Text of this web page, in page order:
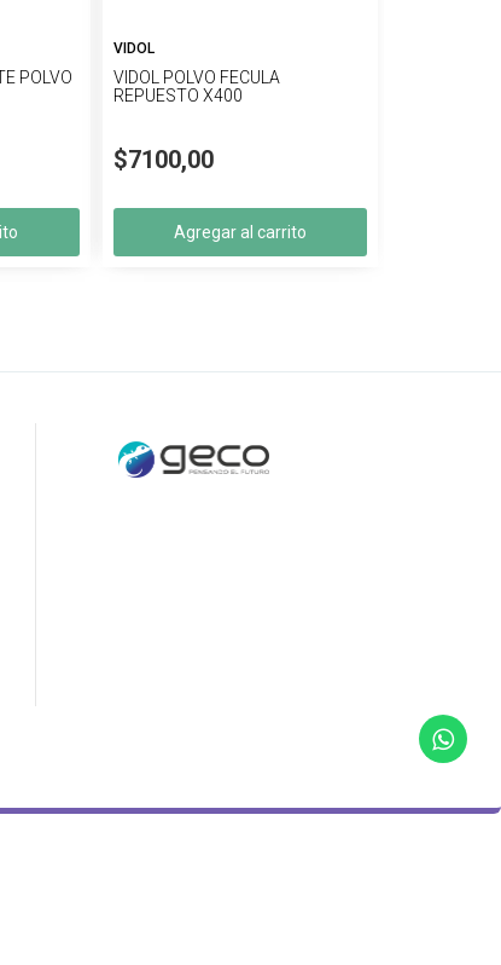
POLVO
VIDOL
VIDOL POLVO FECULA
REPUESTO X400
$7100,00
Agregar al carrito